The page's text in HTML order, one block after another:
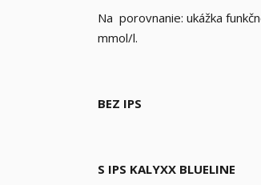
Na porovnanie: ukážka
mmol/l.
BEZ IPS
S IPS KALYXX BLUELINE